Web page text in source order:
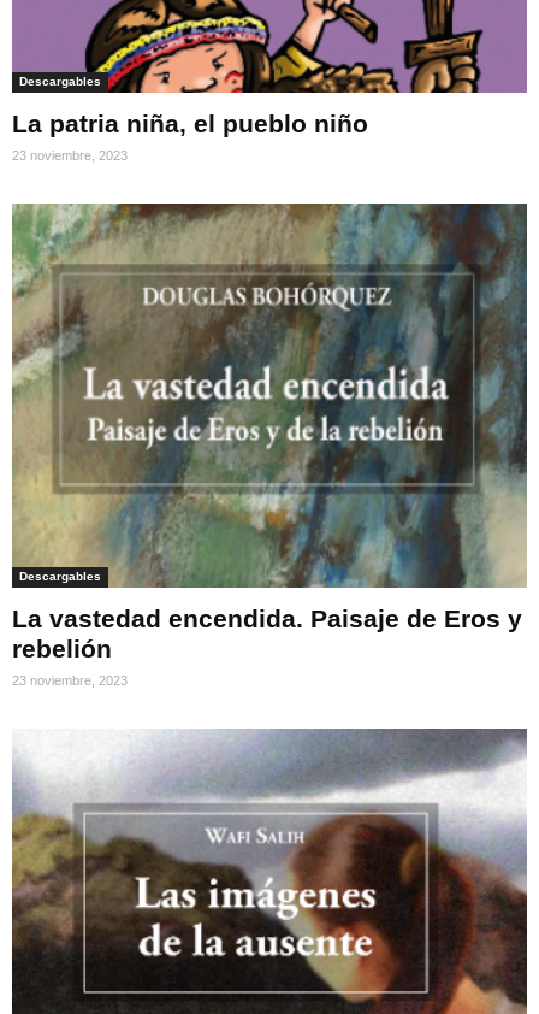
Descargables
La patria niña, el pueblo niño
23 noviembre, 2023
Descargables
La vastedad encendida. Paisaje de Eros y
rebelión
23 noviembre, 2023